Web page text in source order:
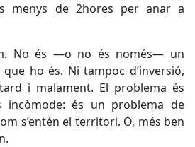
menys de 2hores per anar a
No és —o no és només— un
ho és. Ni tampoc d’inversió,
i malament. El problema és
és un problema de
s’entén el territori. O, més ben